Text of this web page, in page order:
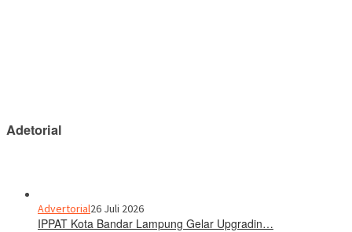
Adetorial
Advertorial26 Juli 2026
IPPAT Kota Bandar Lampung Gelar Upgradin…